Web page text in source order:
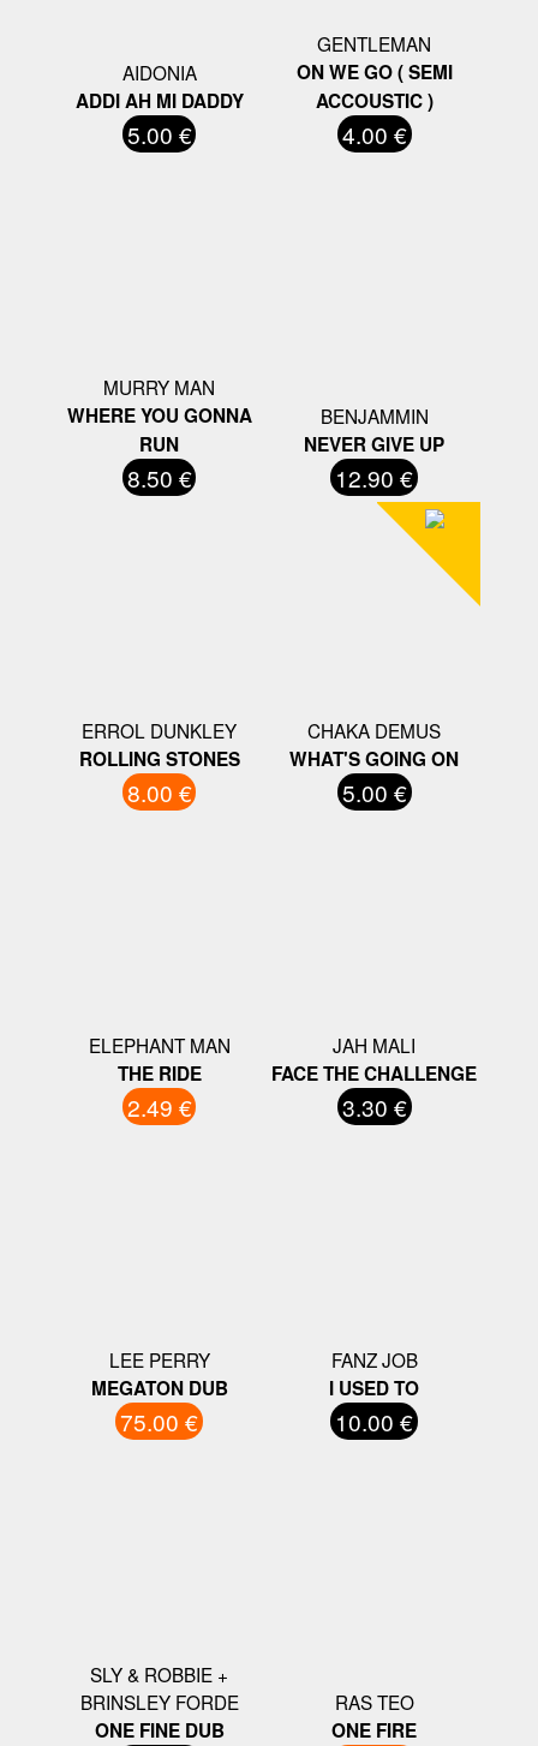
AIDONIA
ADDI AH MI DADDY
5.00 €
GENTLEMAN
ON WE GO ( SEMI
ACCOUSTIC )
4.00 €
MURRY MAN
WHERE YOU GONNA
RUN
8.50 €
BENJAMMIN
NEVER GIVE UP
12.90 €
ERROL DUNKLEY
ROLLING STONES
8.00 €
CHAKA DEMUS
WHAT'S GOING ON
5.00 €
ELEPHANT MAN
THE RIDE
2.49 €
JAH MALI
FACE THE CHALLENGE
3.30 €
LEE PERRY
MEGATON DUB
75.00 €
FANZ JOB
I USED TO
10.00 €
SLY & ROBBIE +
BRINSLEY FORDE
ONE FINE DUB
RAS TEO
ONE FIRE